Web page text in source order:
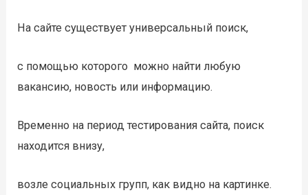
На сайте существует универсальный поиск,
с помощью которого можно найти любую
вакансию, новость или информацию.
Временно на период тестирования сайта, поиск
находится внизу,
возле социальных групп, как видно на картинке.